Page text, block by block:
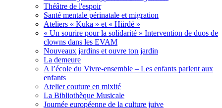
Théâtre de l'espoir
Santé mentale périnatale et migration
Ateliers « Kuka » et « Hiirdé »
« Un sourire pour la solidarité » Intervention de duos de
clowns dans les EVAM
Nouveaux jardins et ouvre ton jardin
La demeure
A l’école du Vivre-ensemble – Les enfants parlent aux
enfants
Atelier couture en mixité
La Bibliothèque Musicale
Journée européenne de la culture juive